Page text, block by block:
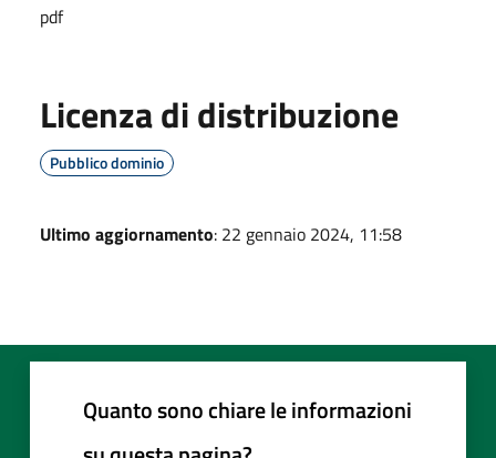
pdf
Licenza di distribuzione
Pubblico dominio
Ultimo aggiornamento: 22 gennaio 2024, 11:58
Quanto sono chiare le informazioni